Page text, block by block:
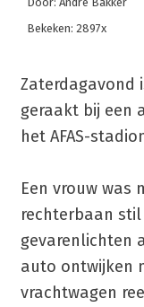
Bekeken: 2897x
Zaterdagavond
geraakt bij een
het AFAS-
Een vrouw was
rechterbaan
gevarenlichten
auto ontwijken
vrachtwagen